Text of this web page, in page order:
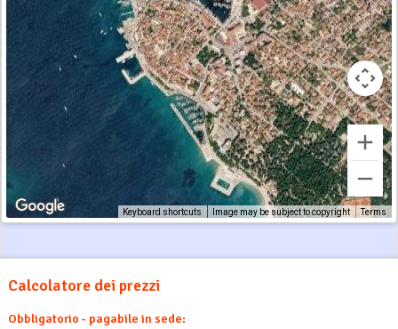
Keyboard shortcuts Image may be subject to copyright Terms
Calcolatore dei prezzi
Obbligatorio - pagabile in sede: